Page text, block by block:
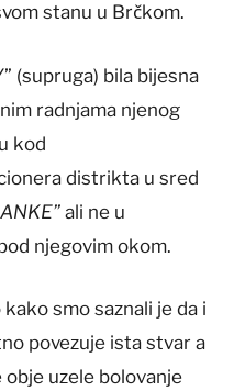
stanu u Brčkom.
(supruga) bila bijesna
radnjama njenog
kod
distrikta u sred
ali ne u
njegovim okom.
smo saznali je da i
povezuje ista stvar a
uzele bolovanje